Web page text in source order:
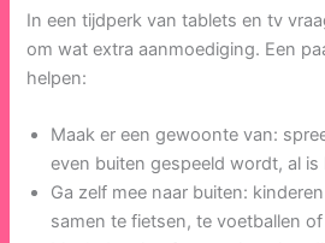
In een tijdperk van tablets en tv
om wat extra aanmoediging. Een
helpen:
Maak er een gewoonte van:
even buiten gespeeld wordt, al
Ga zelf mee naar buiten:
samen te fietsen, te voetballen